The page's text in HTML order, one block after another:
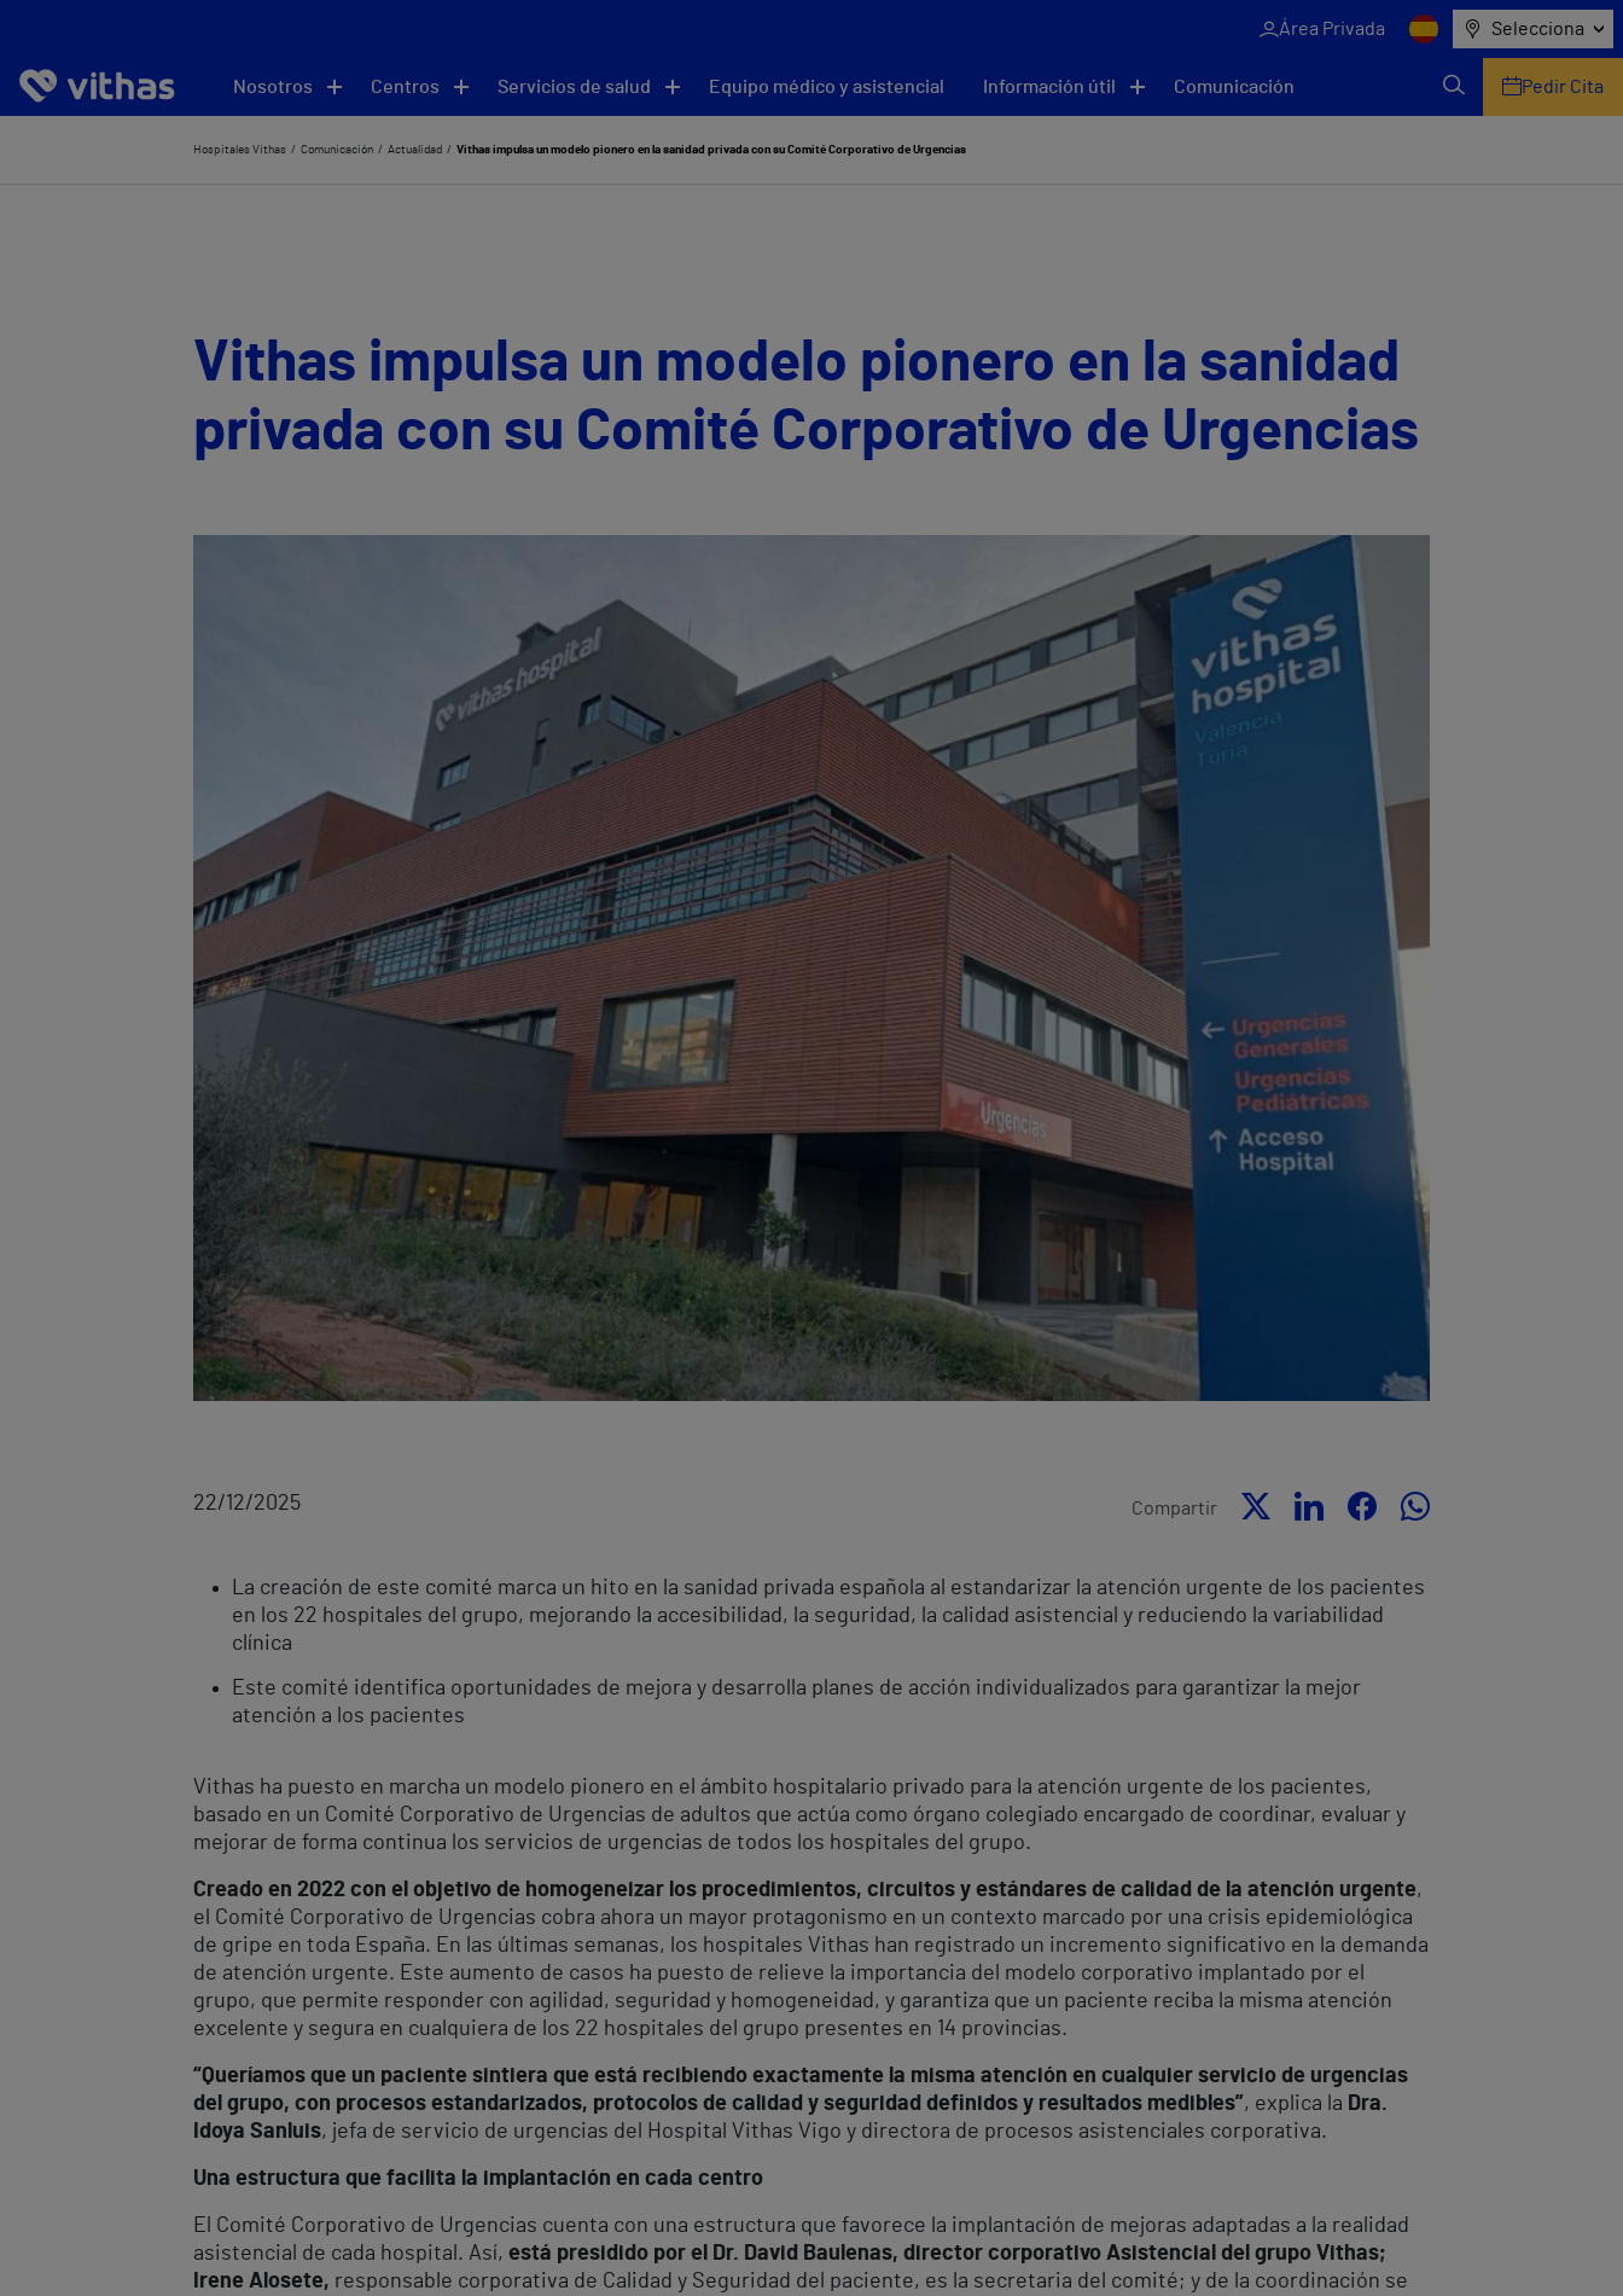
Área Privada Selecciona
Nosotros Centros Servicios de salud Equipo médico y asistencial Información útil Comunicación Pedir Cita
Hospitales Vithas Comunicación Actualidad Vithas impulsa un modelo pionero en la sanidad privada con su Comité Corporativo de Urgencias
Vithas impulsa un modelo pionero en la sanidad
privada con su Comité Corporativo de Urgencias
22/12/2025 Compartir
La creación de este comité marca un hito en la sanidad privada española al estandarizar la atención urgente de los pacientes
en los 22 hospitales del grupo, mejorando la accesibilidad, la seguridad, la calidad asistencial y reduciendo la variabilidad
clínica
Este comité identifica oportunidades de mejora y desarrolla planes de acción individualizados para garantizar la mejor
atención a los pacientes
Vithas ha puesto en marcha un modelo pionero en el ámbito hospitalario privado para la atención urgente de los pacientes,
basado en un Comité Corporativo de Urgencias de adultos que actúa como órgano colegiado encargado de coordinar, evaluar y
mejorar de forma continua los servicios de urgencias de todos los hospitales del grupo.
Creado en 2022 con el objetivo de homogeneizar los procedimientos, circuitos y estándares de calidad de la atención urgente,
el Comité Corporativo de Urgencias cobra ahora un mayor protagonismo en un contexto marcado por una crisis epidemiológica
de gripe en toda España. En las últimas semanas, los hospitales Vithas han registrado un incremento significativo en la demanda
de atención urgente. Este aumento de casos ha puesto de relieve la importancia del modelo corporativo implantado por el
grupo, que permite responder con agilidad, seguridad y homogeneidad, y garantiza que un paciente reciba la misma atención
excelente y segura en cualquiera de los 22 hospitales del grupo presentes en 14 provincias.
“Queríamos que un paciente sintiera que está recibiendo exactamente la misma atención en cualquier servicio de urgencias
del grupo, con procesos estandarizados, protocolos de calidad y seguridad definidos y resultados medibles”, explica la Dra.
Idoya Sanluis, jefa de servicio de urgencias del Hospital Vithas Vigo y directora de procesos asistenciales corporativa.
Una estructura que facilita la implantación en cada centro
El Comité Corporativo de Urgencias cuenta con una estructura que favorece la implantación de mejoras adaptadas a la realidad
asistencial de cada hospital. Así, está presidido por el Dr. David Baulenas, director corporativo Asistencial del grupo Vithas;
Irene Alosete, responsable corporativa de Calidad y Seguridad del paciente, es la secretaria del comité; y de la coordinación se